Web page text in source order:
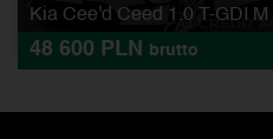
Kia Cee'd Ceed 1.0 T-GDI M
48 600 PLN brutto